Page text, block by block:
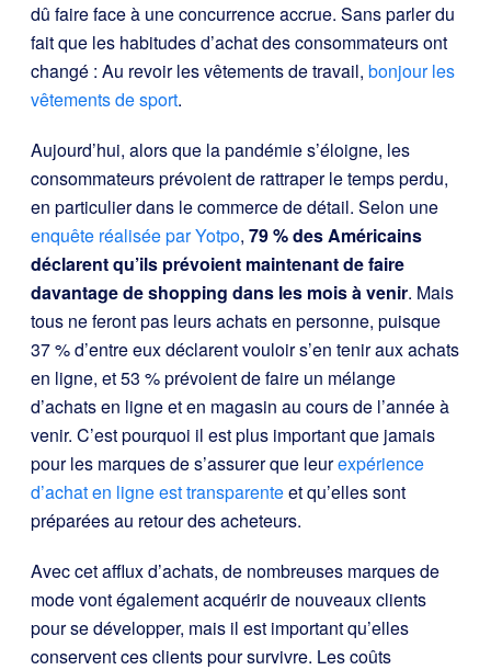
dû faire face à une concurrence accrue. Sans parler du
fait que les habitudes d’achat des consommateurs ont
changé : Au revoir les vêtements de travail, bonjour les
vêtements de sport.
Aujourd’hui, alors que la pandémie s’éloigne, les
consommateurs prévoient de rattraper le temps perdu,
en particulier dans le commerce de détail. Selon une
enquête réalisée par Yotpo, 79 % des Américains
déclarent qu’ils prévoient maintenant de faire
davantage de shopping dans les mois à venir. Mais
tous ne feront pas leurs achats en personne, puisque
37 % d’entre eux déclarent vouloir s’en tenir aux achats
en ligne, et 53 % prévoient de faire un mélange
d’achats en ligne et en magasin au cours de l’année à
venir. C’est pourquoi il est plus important que jamais
pour les marques de s’assurer que leurexpérience
d’achat en ligne est transparenteet qu’elles sont
préparées au retour des acheteurs.
Avec cet afflux d’achats, de nombreuses marques de
mode vont également acquérir de nouveaux clients
pour se développer, mais il est important qu’elles
conservent ces clients pour survivre. Les coûts